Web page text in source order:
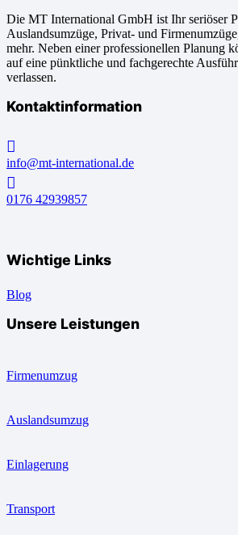
Die MT International GmbH ist Ihr seriöser
Auslandsumzüge, Privat- und
mehr. Neben einer professionellen Planung
auf eine pünktliche und fachgerechte
verlassen.
Kontaktinformation
info@mt-international.de
0176 42939857
Wichtige Links
Blog
Unsere Leistungen
Firmenumzug
Auslandsumzug
Einlagerung
Transport